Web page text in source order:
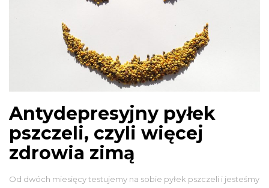
Antydepresyjny pyłek
pszczeli, czyli więcej
zdrowia zimą
Od dwóch miesięcy testujemy na sobie pyłek pszczeli i jesteśmy